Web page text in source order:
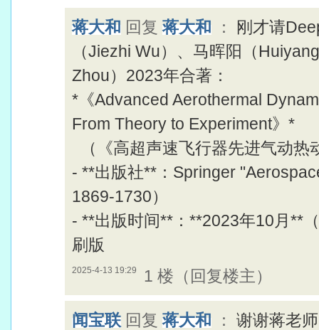
蒋大和 回复蒋大和 ： 刚才请
（Jiezhi Wu）、马晖阳（
Zhou）2023年合著：
*《Advanced Aerothermal
From Theory to Experiment》*
（《高超声速飞行器先进气动热
- **出版社**：Springer
1869-1730）
- **出版时间**：**2023年10月**
刷版
2025-4-13 19:29 1 楼（回复楼主）
闻宝联 回复蒋大和 ： 谢谢蒋老